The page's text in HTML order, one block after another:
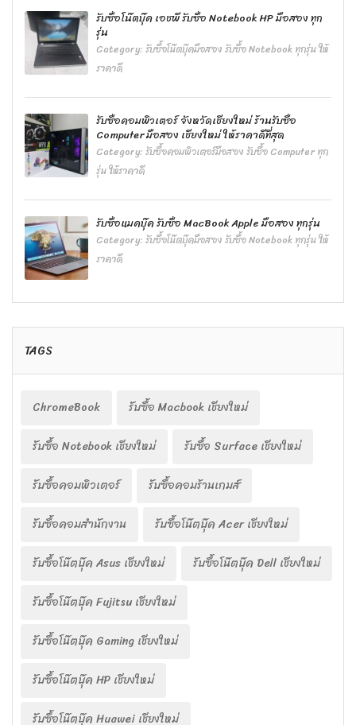
รับซื้อโน๊ตบุ๊ค เอชพี รับซื้อ Notebook HP มือสอง ทุก
รุ่น
Category:รับซื้อโน๊ตบุ๊คมือสอง รับซื้อ Notebook ทุกรุ่น ให้
ราคาดี
รับซื้อคอมพิวเตอร์ จังหวัดเชียงใหม่ ร้านรับซื้อ
Computer มือสอง เชียงใหม่ ให้ราคาดีที่สุด
Category:รับซื้อคอมพิวเตอร์มือสอง รับซื้อ Computer ทุก
รุ่น ให้ราคาดี
รับซื้อแมคบุ๊ค รับซื้อ MacBook Apple มือสอง ทุกรุ่น
Category:รับซื้อโน๊ตบุ๊คมือสอง รับซื้อ Notebook ทุกรุ่น ให้
ราคาดี
TAGS
ChromeBook
รับซื้อ Macbook เชียงใหม่
รับซื้อ Notebook เชียงใหม่
รับซื้อ Surface เชียงใหม่
รับซื้อคอมพิวเตอร์
รับซื้อคอมร้านเกมส์
รับซื้อคอมสำนักงาน
รับซื้อโน๊ตบุ๊ค Acer เชียงใหม่
รับซื้อโน๊ตบุ๊ค Asus เชียงใหม่
รับซื้อโน๊ตบุ๊ค Dell เชียงใหม่
รับซื้อโน๊ตบุ๊ค Fujitsu เชียงใหม่
รับซื้อโน๊ตบุ๊ค Gaming เชียงใหม่
รับซื้อโน๊ตบุ๊ค HP เชียงใหม่
รับซื้อโน๊ตบุ๊ค Huawei เชียงใหม่